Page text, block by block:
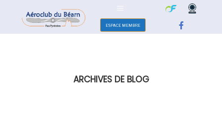
ESPACE MEMBRE
ARCHIVES DE BLOG